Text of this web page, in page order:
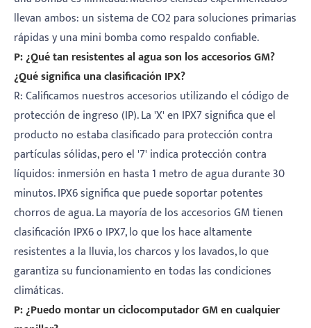
llevan ambos: un sistema de CO2 para soluciones primarias
rápidas y una mini bomba como respaldo confiable.
P: ¿Qué tan resistentes al agua son los accesorios GM?
¿Qué significa una clasificación IPX?
R: Calificamos nuestros accesorios utilizando el código de
protección de ingreso (IP). La 'X' en IPX7 significa que el
producto no estaba clasificado para protección contra
partículas sólidas, pero el '7' indica protección contra
líquidos: inmersión en hasta 1 metro de agua durante 30
minutos. IPX6 significa que puede soportar potentes
chorros de agua. La mayoría de los accesorios GM tienen
clasificación IPX6 o IPX7, lo que los hace altamente
resistentes a la lluvia, los charcos y los lavados, lo que
garantiza su funcionamiento en todas las condiciones
climáticas.
P: ¿Puedo montar un ciclocomputador GM en cualquier